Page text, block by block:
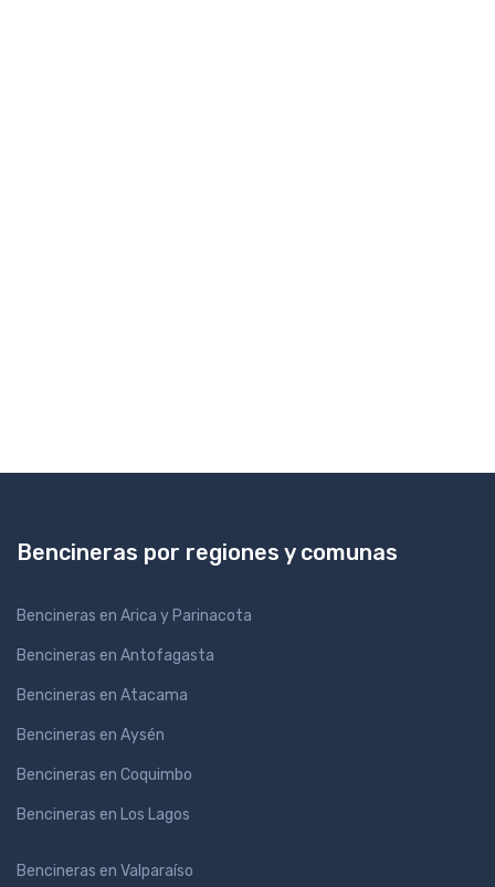
Bencineras por regiones y comunas
Bencineras en Arica y Parinacota
Bencineras en Antofagasta
Bencineras en Atacama
Bencineras en Aysén
Bencineras en Coquimbo
Bencineras en Los Lagos
Bencineras en Valparaíso